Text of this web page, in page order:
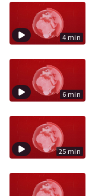
4 min
6 min
25 min